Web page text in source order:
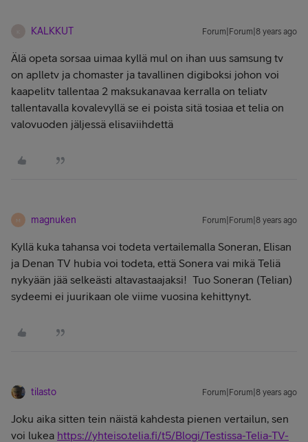
KALKKUT Forum|Forum|8 years ago
Älä opeta sorsaa uimaa kyllä mul on ihan uus samsung tv
on aplletv ja chomaster ja tavallinen digiboksi johon voi
kaapelitv tallentaa 2 maksukanavaa kerralla on teliatv
tallentavalla kovalevyllä se ei poista sitä tosiaa et telia on
valovuoden jäljessä elisaviihdettä
M magnuken Forum|Forum|8 years ago
Kyllä kuka tahansa voi todeta vertailemalla Soneran, Elisan
ja Denan TV hubia voi todeta, että Sonera vai mikä Teliä
nykyään jää selkeästi altavastaajaksi! Tuo Soneran (Telian)
sydeemi ei juurikaan ole viime vuosina kehittynyt.
tilasto Forum|Forum|8 years ago
Joku aika sitten tein näistä kahdesta pienen vertailun, sen
voi lukea https://yhteiso.telia.fi/t5/Blogi/Testissa-Telia-TV-